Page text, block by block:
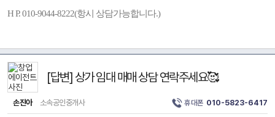
H P. 010-9044-8222(항시 상담가능합니다.)
[답변] 상가 임대 매매 상담 연락주세요🥰
손진아 소속공인중개사 휴대폰 010-5823-6417